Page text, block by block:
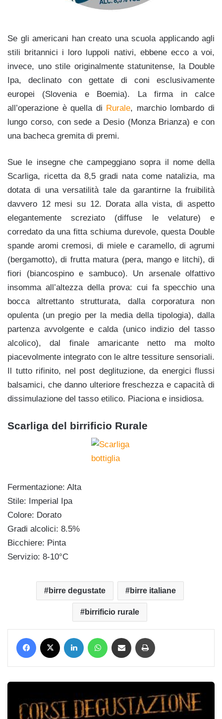
Se gli americani han creato una scuola applicando agli
stili britannici i loro luppoli nativi, ebbene ecco a voi,
invece, uno stile originalmente statunitense, la Double
Ipa, declinato con gettate di coni esclusivamente
europei (Slovenia e Boemia). La firma in calce
all’operazione è quella di Rurale, marchio lombardo di
lungo corso, con sede a Desio (Monza Brianza) e con
una bacheca gremita di premi.
Sue le insegne che campeggiano sopra il nome della
Scarliga, ricetta da 8,5 gradi nata come natalizia, ma
dotata di una versatilità tale da garantirne la fruibilità
davvero 12 mesi su 12. Dorata alla vista, di aspetto
elegantemente screziato (diffuse le velature) e
corredato da una fitta schiuma durevole, questa Double
spande aromi cremosi, di miele e caramello, di agrumi
(bergamotto), di frutta matura (pera, mango e litchi), di
fiori (biancospino e sambuco). Un arsenale olfattivo
insomma all’altezza della prova: cui fa specchio una
bocca altrettanto strutturata, dalla corporatura non
opulenta (un pregio per la media della tipologia), dalla
partenza avvolgente e calda (unico indizio del tasso
alcolico), dal finale amaricante netto ma molto
piacevolmente integrato con le altre tessiture sensoriali.
Il tutto rifinito, nel post deglituzione, da energici flussi
balsamici, che danno ulteriore freschezza e capacità di
dissimulazione del tasso etilico. Piaciona e insidiosa.
Scarliga del birrificio Rurale
Fermentazione: Alta
Stile: Imperial Ipa
Colore: Dorato
Gradi alcolici: 8.5%
Bicchiere: Pinta
Servizio: 8-10°C
birre degustate birre italiane
birrificio rurale
Facebook LinkedIn WhatsApp Condividi via mail